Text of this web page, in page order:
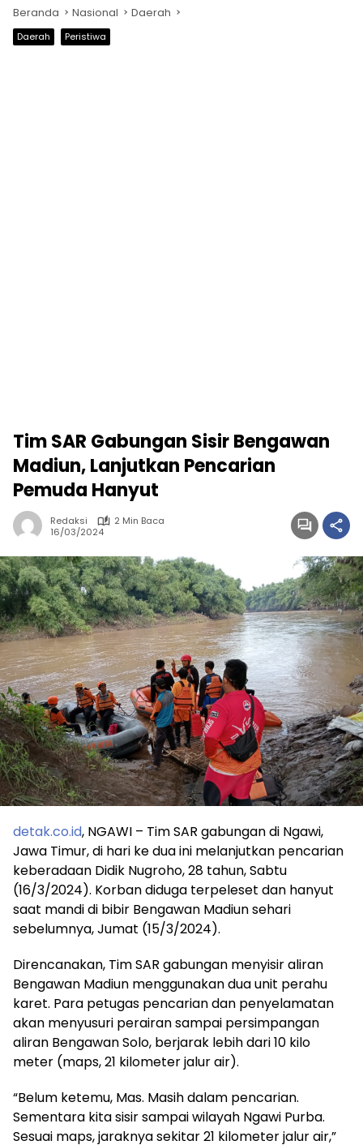
Beranda Nasional Daerah
Daerah Peristiwa
Tim SAR Gabungan Sisir Bengawan
Madiun, Lanjutkan Pencarian
Pemuda Hanyut
Redaksi
2 Min Baca
16/03/2024
detak.co.id, NGAWI – Tim SAR gabungan di Ngawi,
Jawa Timur, di hari ke dua ini melanjutkan pencarian
keberadaan Didik Nugroho, 28 tahun, Sabtu
(16/3/2024). Korban diduga terpeleset dan hanyut
saat mandi di bibir Bengawan Madiun sehari
sebelumnya, Jumat (15/3/2024).
Direncanakan, Tim SAR gabungan menyisir aliran
Bengawan Madiun menggunakan dua unit perahu
karet. Para petugas pencarian dan penyelamatan
akan menyusuri perairan sampai persimpangan
aliran Bengawan Solo, berjarak lebih dari 10 kilo
meter (maps, 21 kilometer jalur air).
“Belum ketemu, Mas. Masih dalam pencarian.
Sementara kita sisir sampai wilayah Ngawi Purba.
Sesuai maps, jaraknya sekitar 21 kilometer jalur air,”